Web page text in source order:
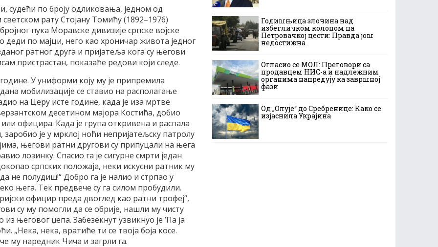
судећи по броју одликовања, једном од
светском рату Стојану Томићу (1892–1976)
пука Моравске дивизије српске војске
деди по мајци, него као хроничар живота једног
ратног друга и пријатеља кога су његови
пристрастан, показаће редови који следе.
У униформи коју му је припремила
мобилизације се ставио на располагање
на Церу исте године, када је иза мртве
десетином мајора Костића, добио
официра. Када је група откривена и распала
је у мрклој ноћи непријатељску патролу
његови ратни другови су припуцали на њега
лозинку. Спасио га је сигурне смрти један
српских положаја, неки искусни ратник му
не полудиш!“ Добро га је налио и стрпао у
њега. Тек предвече су га силом пробудили.
официр преда двоглед као ратни трофеј“,
су му помогли да се обрије, нашли му чисту
његовог џепа. Забезекнут узвикнуо је ’Па ја
„Нека, нека, вратиће ти се твоја боја косе.
му наредник Чича и загрли га.
Годишњица злочина над
избегличком колоном на
Петровачкој цести: Правда још
недостижна
Огласио се МОЛ: Преговори са
продавцем НИС-а и надлежним
органима напредују ка завршној
фази
Од „Олује“ до Сребренице: Како се
изјаснила Украјина